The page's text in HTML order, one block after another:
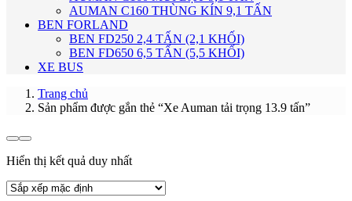
AUMAN C160 THÙNG KÍN 9,1 TẤN
BEN FORLAND
BEN FD250 2,4 TẤN (2,1 KHỐI)
BEN FD650 6,5 TẤN (5,5 KHỐI)
XE BUS
Trang chủ
Sản phẩm được gắn thẻ “Xe Auman tải trọng 13.9 tấn”
Hiển thị kết quả duy nhất